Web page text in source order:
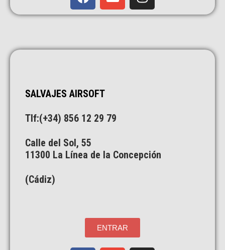
SALVAJES AIRSOFT
Tlf:(+34) 856 12 29 79
Calle del Sol, 55
11300 La Línea de la Concepción
(Cádiz)
ENTRAR